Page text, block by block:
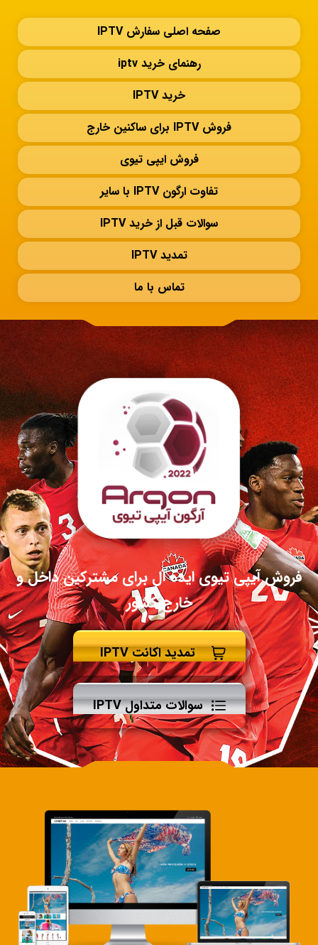
صفحه اصلی سفارش IPTV
رهنمای خرید iptv
خرید IPTV
فروش IPTV برای ساکنین خارج
فروش ایپی تیوی
تفاوت ارگون IPTV با سایر
سوالات قبل از خرید IPTV
تمدید IPTV
تماس با ما
فروش آیپی تیوی ایده آل برای مشترکین داخل و
خارج کشور
تمدید اکانت IPTV
سوالات متداول IPTV